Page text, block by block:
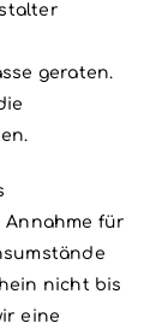
geraten.
Annahme für
nicht bis
eine